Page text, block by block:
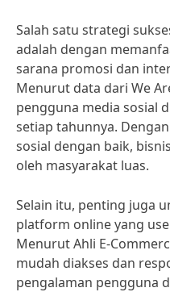
Salah satu strategi
adalah dengan
sarana promosi dan
Menurut data dari We
pengguna media sosial
setiap tahunnya. Dengan
sosial dengan baik,
oleh masyarakat luas.
Selain itu, penting juga
platform online yang
Menurut Ahli E-
mudah diakses dan
pengalaman pengguna